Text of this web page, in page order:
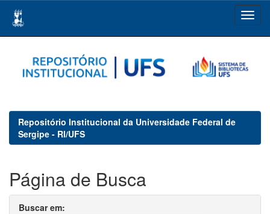
navigation
Repositório Institucional da Universidade Federal de
Sergipe - RI/UFS
Página de Busca
Buscar em: